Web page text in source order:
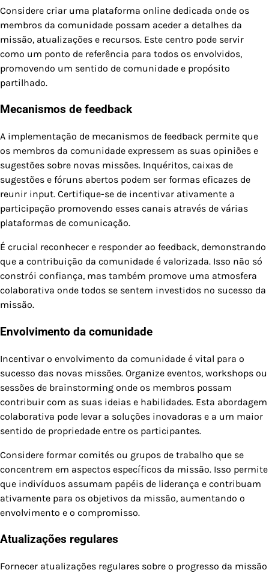
Considere criar uma plataforma online dedicada onde os
membros da comunidade possam aceder a detalhes da
missão, atualizações e recursos. Este centro pode servir
como um ponto de referência para todos os envolvidos,
promovendo um sentido de comunidade e propósito
partilhado.
Mecanismos de feedback
A implementação de mecanismos de feedback permite que
os membros da comunidade expressem as suas opiniões e
sugestões sobre novas missões. Inquéritos, caixas de
sugestões e fóruns abertos podem ser formas eficazes de
reunir input. Certifique-se de incentivar ativamente a
participação promovendo esses canais através de várias
plataformas de comunicação.
É crucial reconhecer e responder ao feedback, demonstrando
que a contribuição da comunidade é valorizada. Isso não só
constrói confiança, mas também promove uma atmosfera
colaborativa onde todos se sentem investidos no sucesso da
missão.
Envolvimento da comunidade
Incentivar o envolvimento da comunidade é vital para o
sucesso das novas missões. Organize eventos, workshops ou
sessões de brainstorming onde os membros possam
contribuir com as suas ideias e habilidades. Esta abordagem
colaborativa pode levar a soluções inovadoras e a um maior
sentido de propriedade entre os participantes.
Considere formar comités ou grupos de trabalho que se
concentrem em aspectos específicos da missão. Isso permite
que indivíduos assumam papéis de liderança e contribuam
ativamente para os objetivos da missão, aumentando o
envolvimento e o compromisso.
Atualizações regulares
Fornecer atualizações regulares sobre o progresso da missão